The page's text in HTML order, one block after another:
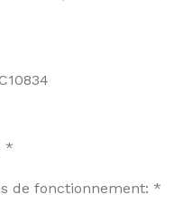
*
de fonctionnement: *